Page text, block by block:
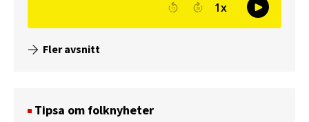
Fler avsnitt
Tipsa om folknyheter